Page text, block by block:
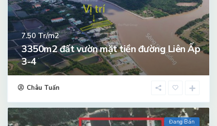
7.50Tr/m2
3350m2 đất vườn mặt tiền đường Liên Ấp
3-4
Châu Tuấn
Đang Bán